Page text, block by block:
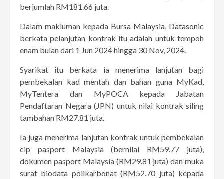
berjumlah RM181.66 juta.
Dalam makluman kepada Bursa Malaysia, Datasonic
berkata pelanjutan kontrak itu adalah untuk tempoh
enam bulan dari 1 Jun 2024 hingga 30 Nov, 2024.
Syarikat itu berkata ia menerima lanjutan bagi
pembekalan kad mentah dan bahan guna MyKad,
MyTentera dan MyPOCA kepada Jabatan
Pendaftaran Negara (JPN) untuk nilai kontrak siling
tambahan RM27.81 juta.
Ia juga menerima lanjutan kontrak untuk pembekalan
cip pasport Malaysia (bernilai RM59.77 juta),
dokumen pasport Malaysia (RM29.81 juta) dan muka
surat biodata polikarbonat (RM52.70 juta) kepada